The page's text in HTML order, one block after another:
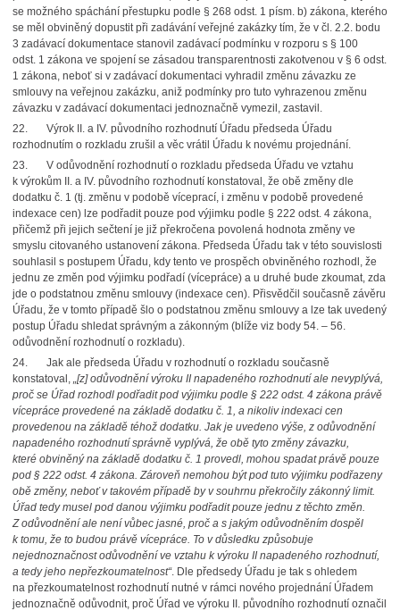
se možného spáchání přestupku podle § 268 odst. 1 písm. b) zákona, kterého
se měl obviněný dopustit při zadávání veřejné zakázky tím, že v čl. 2.2. bodu
3 zadávací dokumentace stanovil zadávací podmínku v rozporu s § 100
odst. 1 zákona ve spojení se zásadou transparentnosti zakotvenou v § 6 odst.
1 zákona, neboť si v zadávací dokumentaci vyhradil změnu závazku ze
smlouvy na veřejnou zakázku, aniž podmínky pro tuto vyhrazenou změnu
závazku v zadávací dokumentaci jednoznačně vymezil, zastavil.
22. Výrok II. a IV. původního rozhodnutí Úřadu předseda Úřadu
rozhodnutím o rozkladu zrušil a věc vrátil Úřadu k novému projednání.
23. V odůvodnění rozhodnutí o rozkladu předseda Úřadu ve vztahu
k výrokům II. a IV. původního rozhodnutí konstatoval, že obě změny dle
dodatku č. 1 (tj. změnu v podobě víceprací, i změnu v podobě provedené
indexace cen) lze podřadit pouze pod výjimku podle § 222 odst. 4 zákona,
přičemž při jejich sečtení je již překročena povolená hodnota změny ve
smyslu citovaného ustanovení zákona. Předseda Úřadu tak v této souvislosti
souhlasil s postupem Úřadu, kdy tento ve prospěch obviněného rozhodl, že
jednu ze změn pod výjimku podřadí (vícepráce) a u druhé bude zkoumat, zda
jde o podstatnou změnu smlouvy (indexace cen). Přisvědčil současně závěru
Úřadu, že v tomto případě šlo o podstatnou změnu smlouvy a lze tak uvedený
postup Úřadu shledat správným a zákonným (blíže viz body 54. – 56.
odůvodnění rozhodnutí o rozkladu).
24. Jak ale předseda Úřadu v rozhodnutí o rozkladu současně
konstatoval, „[z] odůvodnění výroku II napadeného rozhodnutí ale nevyplývá,
proč se Úřad rozhodl podřadit pod výjimku podle § 222 odst. 4 zákona právě
vícepráce provedené na základě dodatku č. 1, a nikoliv indexaci cen
provedenou na základě téhož dodatku. Jak je uvedeno výše, z odůvodnění
napadeného rozhodnutí správně vyplývá, že obě tyto změny závazku,
které obviněný na základě dodatku č. 1 provedl, mohou spadat právě pouze
pod § 222 odst. 4 zákona. Zároveň nemohou být pod tuto výjimku podřazeny
obě změny, neboť v takovém případě by v souhrnu překročily zákonný limit.
Úřad tedy musel pod danou výjimku podřadit pouze jednu z těchto změn.
Z odůvodnění ale není vůbec jasné, proč a s jakým odůvodněním dospěl
k tomu, že to budou právě vícepráce. To v důsledku způsobuje
nejednoznačnost odůvodnění ve vztahu k výroku II napadeného rozhodnutí,
a tedy jeho nepřezkoumatelnost“. Dle předsedy Úřadu je tak s ohledem
na přezkoumatelnost rozhodnutí nutné v rámci nového projednání Úřadem
jednoznačně odůvodnit, proč Úřad ve výroku II. původního rozhodnutí označil